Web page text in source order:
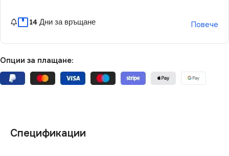
14 Дни за връщане Повече
Опции за плащане:
Спецификации